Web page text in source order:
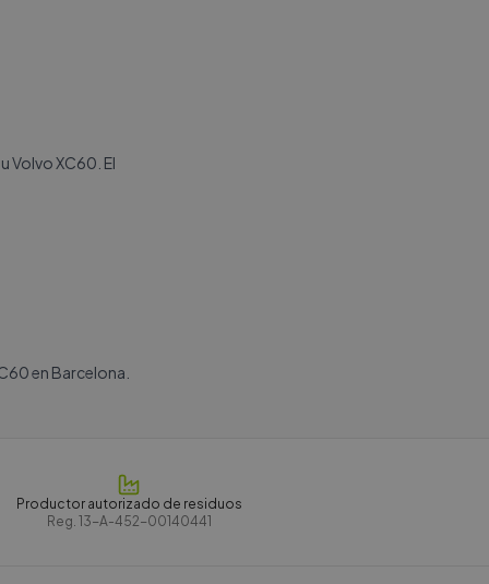
Volvo XC60. El
en Barcelona.
Productor autorizado de residuos
Reg. 13-A-452-00140441